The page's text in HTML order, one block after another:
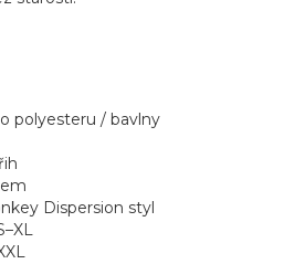
polyesteru / bavlny
Dispersion styl